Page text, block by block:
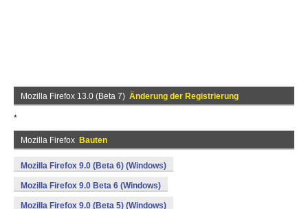
Mozilla Firefox 13.0 (Beta 7) Änderung der Registrierung
*
Mozilla Firefox Bauten
Mozilla Firefox 9.0 (Beta 6) (Windows)
Mozilla Firefox 9.0 Beta 6 (Windows)
Mozilla Firefox 9.0 (Beta 5) (Windows)